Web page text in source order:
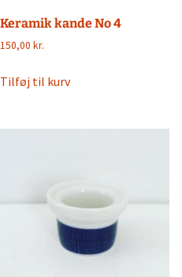
Keramik kande No 4
150,00 kr.
Tilføj til kurv